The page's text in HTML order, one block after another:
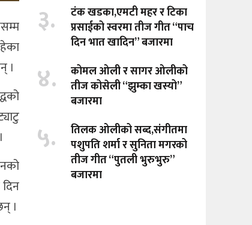
।
।
३.
टंक खडका,एमटी महर र टिका
प्रसाईको स्वरमा तीज गीत “पाच
दिन भात खादिन” बजारमा
४.
कोमल ओली र सागर ओलीको
तीज कोसेली “झुम्का खस्यो”
बजारमा
५.
तिलक ओलीको सब्द,संगीतमा
पशुपति शर्मा र सुनिता मगरको
तीज गीत “पुतली भुरुभुरु”
बजारमा